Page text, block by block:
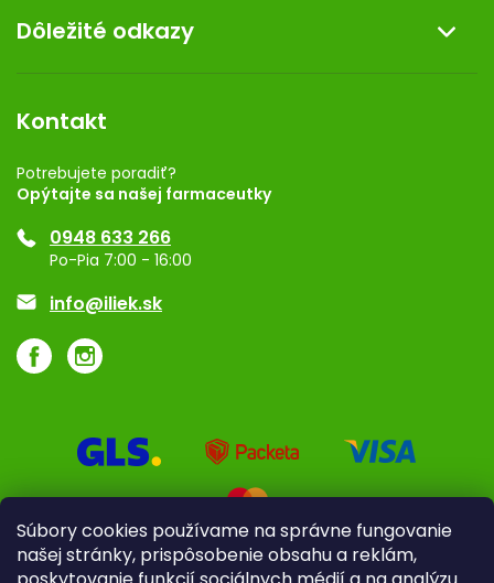
Súbory cookies používame na správne fungovanie
našej stránky, prispôsobenie obsahu a reklám,
Darček k nákupu
Kontakt
Dermocentrum
Dôležité odkazy
Rozhodnutie na prevádzku
Registrácia
Ponuka pre firmy
Značky
Kontakt
Potrebujete poradiť?
Opýtajte sa našej farmaceutky
0948 633 266
Po-Pia 7:00 - 16:00
info@iliek.sk